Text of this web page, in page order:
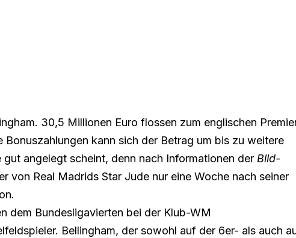
30,5 Millionen Euro flossen zum englischen
kann sich der Betrag um bis zu weitere
angelegt scheint, denn nach Informationen der Bild-
von Real Madrids Star Jude nur eine Woche nach seiner
dem Bundesligavierten bei der Klub-WM
. Bellingham, der sowohl auf der 6er- als auch